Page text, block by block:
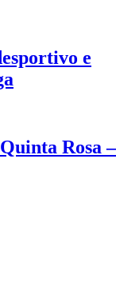
e
Rosa –